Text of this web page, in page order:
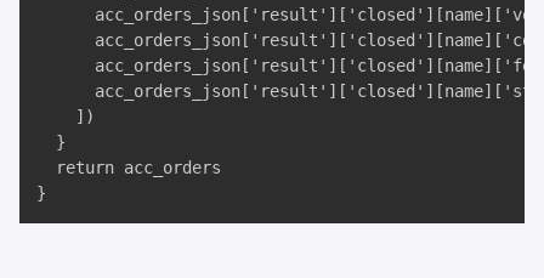
    ])
  }
  return acc_orders
}